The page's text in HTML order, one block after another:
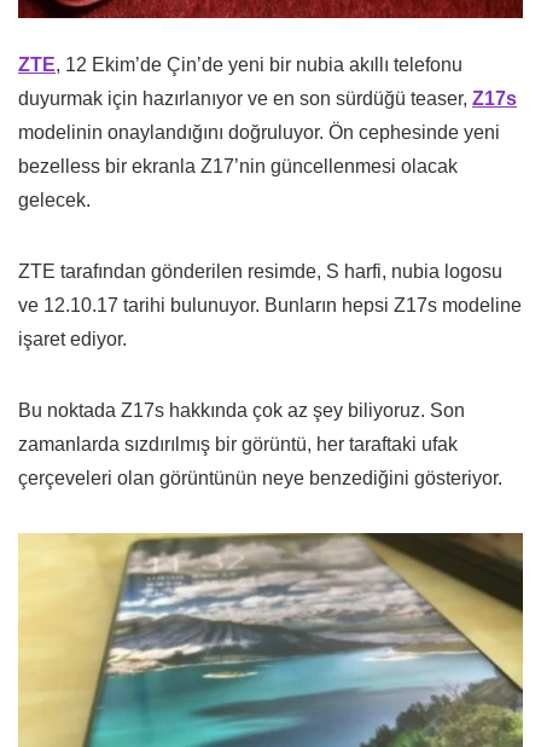
ZTE, 12 Ekim’de Çin’de yeni bir nubia akıllı telefonu
duyurmak için hazırlanıyor ve en son sürdüğü teaser, Z17s
modelinin onaylandığını doğruluyor. Ön cephesinde yeni
bezelless bir ekranla Z17’nin güncellenmesi olacak
gelecek.
ZTE tarafından gönderilen resimde, S harfi, nubia logosu
ve 12.10.17 tarihi bulunuyor. Bunların hepsi Z17s modeline
işaret ediyor.
Bu noktada Z17s hakkında çok az şey biliyoruz. Son
zamanlarda sızdırılmış bir görüntü, her taraftaki ufak
çerçeveleri olan görüntünün neye benzediğini gösteriyor.